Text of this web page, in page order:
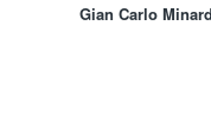
Gian Carlo